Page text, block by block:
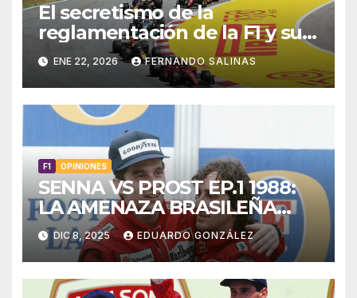
El secretismo de la
reglamentación de la F1 y su
impacto en la opinión publica
ENE 22, 2026 FERNANDO SALINAS
F1 OPINIONES
SENNA VS PROST EP.1 1988:
LA AMENAZA BRASILEÑA
PARTE 4
DIC 8, 2025 EDUARDO GONZÁLEZ